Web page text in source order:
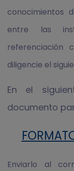
conocimientos
entre las
referenciación
diligencie el
En el
documento
Enviarlo al